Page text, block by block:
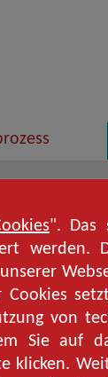
die
der
Startseite
". Das
werden.
von
Sie auf
klicken.